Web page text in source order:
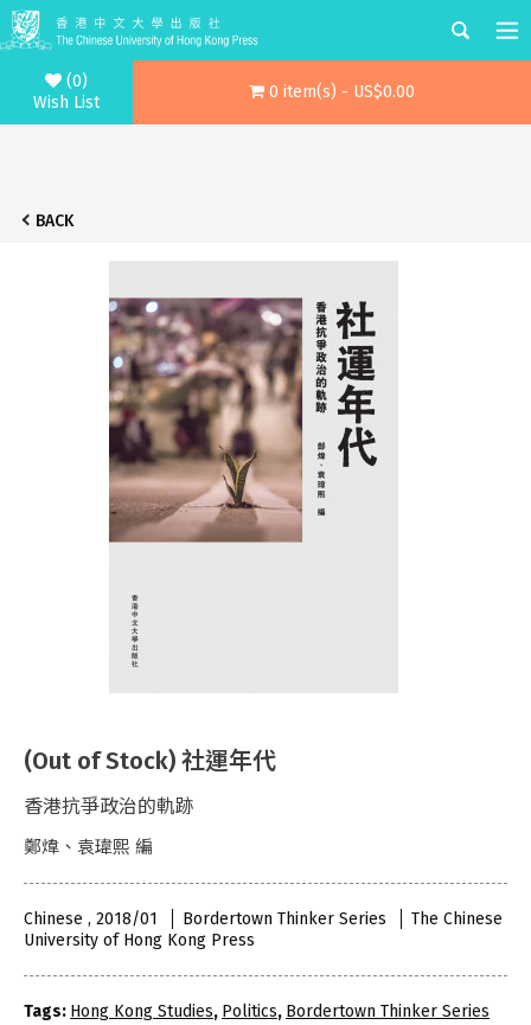
(0)
Wish List
0 item(s) - US$0.00
BACK
(Out of Stock) 社運年代
香港抗爭政治的軌跡
鄭煒、袁瑋熙 編
Chinese , 2018/01 Bordertown Thinker Series
The Chinese
University of Hong Kong Press
Tags: Hong Kong Studies, Politics, Bordertown Thinker Series